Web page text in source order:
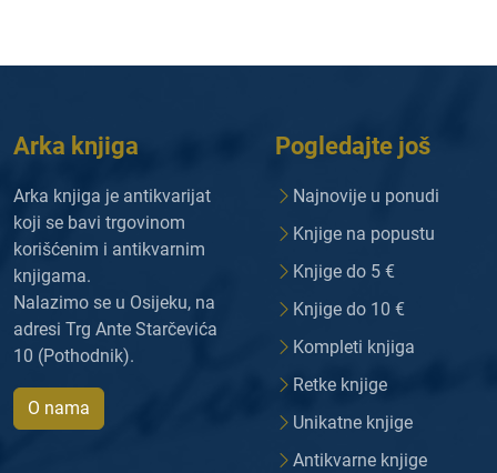
Arka knjiga
Arka knjiga je antikvarijat
koji se bavi trgovinom
korišćenim i antikvarnim
knjigama.
Nalazimo se u Osijeku, na
adresi Trg Ante Starčevića
10 (Pothodnik).
O nama
Pogledajte još
Najnovije u ponudi
Knjige na popustu
Knjige do 5 €
Knjige do 10 €
Kompleti knjiga
Retke knjige
Unikatne knjige
Antikvarne knjige